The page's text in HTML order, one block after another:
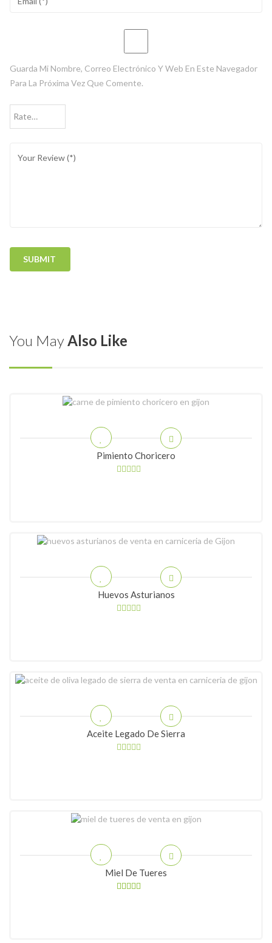
Guarda Mi Nombre, Correo Electrónico Y Web En Este Navegador
Para La Próxima Vez Que Comente.
You MayAlso Like
Pimiento Choricero
Huevos Asturianos
Aceite Legado De Sierra
Miel De Tueres